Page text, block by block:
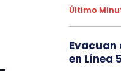
Último
Evacuan
en Línea